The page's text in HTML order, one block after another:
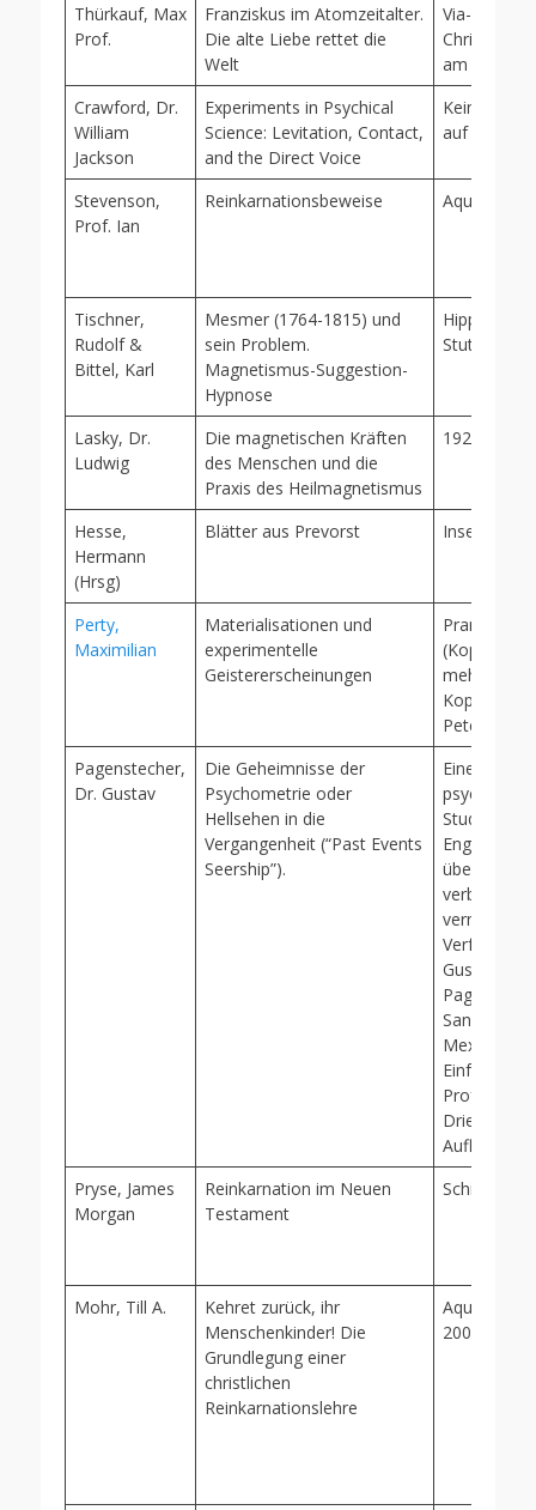
Thürkauf, Max
Prof.
Franziskus im Atomzeitalter.
Die alte Liebe rettet die
Welt
Via-Veritas-
Christiana,
am Rhein,
Crawford, Dr.
William
Jackson
Experiments in Psychical
Science: Levitation, Contact,
and the Direct Voice
Keine
auf
Stevenson,
Prof. Ian
Reinkarnationsbeweise Aquamarin,
Tischner,
Rudolf &
Bittel, Karl
Mesmer (1764-1815) und
sein Problem.
Magnetismus-Suggestion-
Hypnose
Stuttgart,
Lasky, Dr.
Ludwig
Die magnetischen Kräften
des Menschen und die
Praxis des Heilmagnetismus
1926
Hesse,
Hermann
(Hrsg)
Blätter aus Prevorst Insel, 1987
Perty,
Maximilian
Materialisationen und
experimentelle
Geistererscheinungen
Prana
(Kopie im
mehreren
Kopien,
Peter)
Pagenstecher,
Dr. Gustav
Die Geheimnisse der
Psychometrie oder
Hellsehen in die
Vergangenheit (“Past Events
Seership”).
Eine
Studie frei
Englischen
übersetzt,
verbessert
vermehrt
Verfasser
Gustav
Sanitätsrat
Mexiko. Mit
Einführung
Professor
Driesch,
Aufl.
Pryse, James
Morgan
Reinkarnation im Neuen
Testament
Schirner,
Mohr, Till A.
Kehret zurück, ihr
Menschenkinder! Die
Grundlegung einer
christlichen
Reinkarnationslehre
Aquamarin-
2004